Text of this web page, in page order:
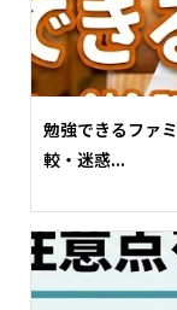
勉強できるファ
較・迷惑...